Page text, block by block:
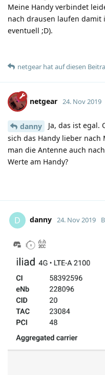
Meine Handy verbindet
nach drausen laufen damit
eventuell ;D).
netgear hatauf diesen
netgear 24. Nov 2019
danny
Ja, das ist egal.
sich das Handy lieber
man die Antenne auch
Werte am Handy?
D danny 24. Nov 2019